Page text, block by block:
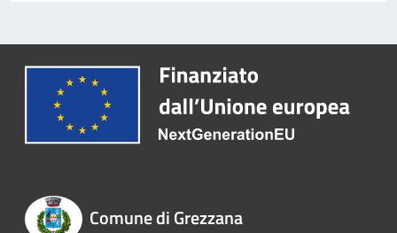
Comune di Grezzana